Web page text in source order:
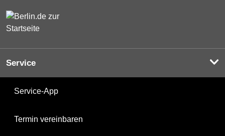
Service
Service-App
Termin vereinbaren